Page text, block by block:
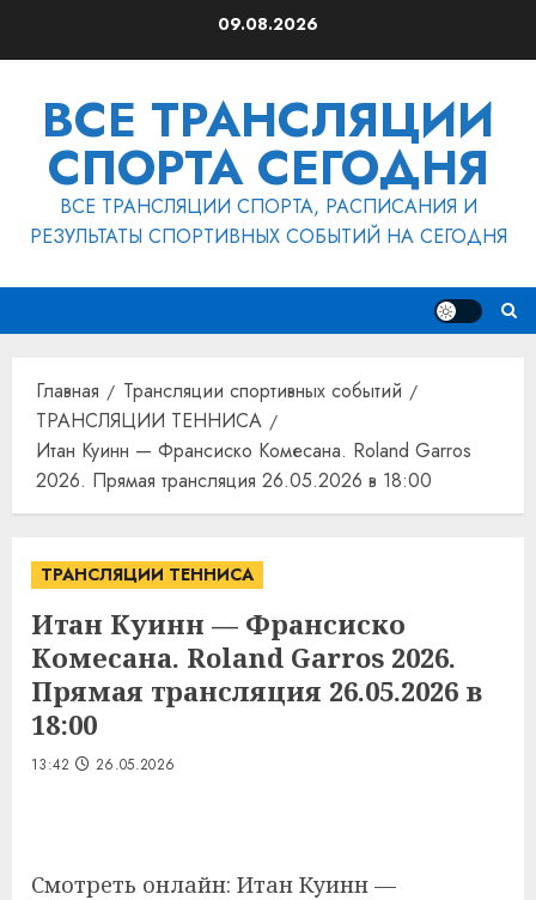
09.08.2026
ВСЕ ТРАНСЛЯЦИИ
СПОРТА СЕГОДНЯ
ВСЕ ТРАНСЛЯЦИИ СПОРТА, РАСПИСАНИЯ И
РЕЗУЛЬТАТЫ СПОРТИВНЫХ СОБЫТИЙ НА СЕГОДНЯ
Главная
Трансляции спортивных событий
ТРАНСЛЯЦИИ ТЕННИСА
Итан Куинн — Франсиско Комесана. Roland Garros
2026. Прямая трансляция 26.05.2026 в 18:00
ТРАНСЛЯЦИИ ТЕННИСА
Итан Куинн — Франсиско
Комесана. Roland Garros 2026.
Прямая трансляция 26.05.2026 в
18:00
13:42 26.05.2026
Смотреть онлайн: Итан Куинн —